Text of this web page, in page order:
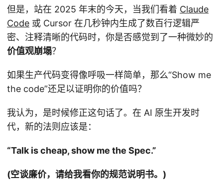
但是，站在 2025 年末的今天，当我们看着 Claude
Code 或 Cursor 在几秒钟内生成了数百行逻辑严
密、注释清晰的代码时，你是否感觉到了一种微妙的
价值观崩塌？
如果生产代码变得像呼吸一样简单，那么“Show me
the code”还足以证明你的价值吗？
我认为，是时候修正这句话了。在 AI 原生开发时
代，新的法则应该是：
“Talk is cheap, show me the Spec.”
(空谈廉价，请给我看你的规范说明书。)